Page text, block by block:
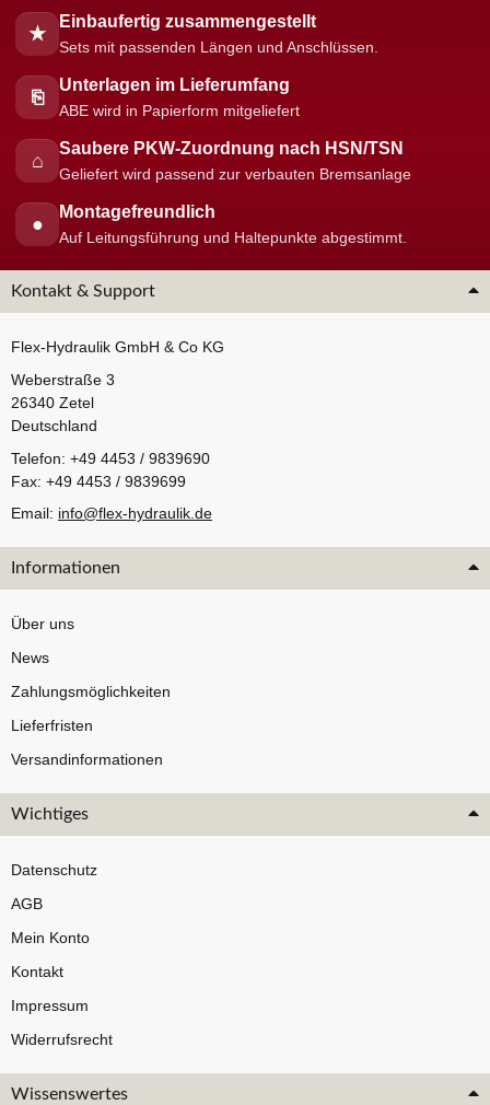
★
Einbaufertig zusammengestellt
Sets mit passenden Längen und Anschlüssen.
⎘
Unterlagen im Lieferumfang
ABE wird in Papierform mitgeliefert
⌂
Saubere PKW-Zuordnung nach HSN/TSN
Geliefert wird passend zur verbauten Bremsanlage
●
Montagefreundlich
Auf Leitungsführung und Haltepunkte abgestimmt.
Kontakt & Support
Flex-Hydraulik GmbH & Co KG
Weberstraße 3
26340 Zetel
Deutschland
Telefon: +49 4453 / 9839690
Fax: +49 4453 / 9839699
Email: info@flex-hydraulik.de
Informationen
Über uns
News
Zahlungsmöglichkeiten
Lieferfristen
Versandinformationen
Wichtiges
Datenschutz
AGB
Mein Konto
Kontakt
Impressum
Widerrufsrecht
Wissenswertes